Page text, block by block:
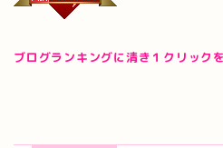
ブログランキングに清き１クリッ